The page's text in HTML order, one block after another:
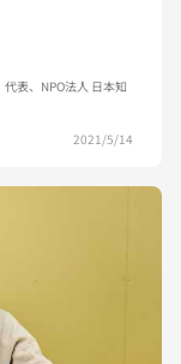
表、NPO法人 日本知
2021/5/14